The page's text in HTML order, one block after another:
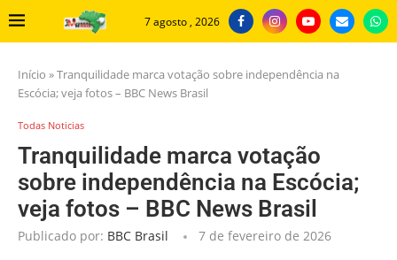
7 agosto , 2026
Início »Tranquilidade marca votação sobre independência na
Escócia; veja fotos – BBC News Brasil
Todas Noticias
Tranquilidade marca votação
sobre independência na Escócia;
veja fotos – BBC News Brasil
Publicado por: BBC Brasil 7 de fevereiro de 2026